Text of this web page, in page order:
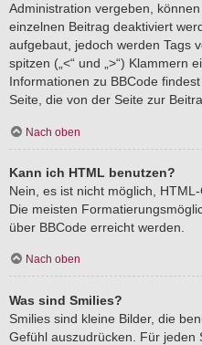
Administration vergeben,
einzelnen Beitrag deaktiviert
aufgebaut, jedoch werden Tags
spitzen („<“ und „>“) Klammern
Informationen zu BBCode
Seite, die von der Seite zur
Nach oben
Kann ich HTML benutzen?
Nein, es ist nicht möglich,
Die meisten
über BBCode erreicht werden.
Nach oben
Was sind Smilies?
Smilies sind kleine Bilder, die
Gefühl auszudrücken. Für jeden